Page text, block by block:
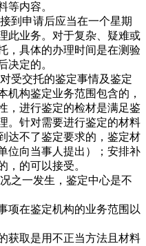
等内容。
到申请后应当在一个星期
此业务。对于复杂、疑难或
，具体的办理时间是在测验
决定的。
受交托的鉴定事情及鉴定
机构鉴定业务范围包含的，
，进行鉴定的检材是满足鉴
。针对需要进行鉴定的材料
达不了鉴定要求的，鉴定材
位向当事人提出）；安排补
，的可以接受。
之一发生，鉴定中心是不
项在鉴定机构的业务范围以
获取是用不正当方法且材料